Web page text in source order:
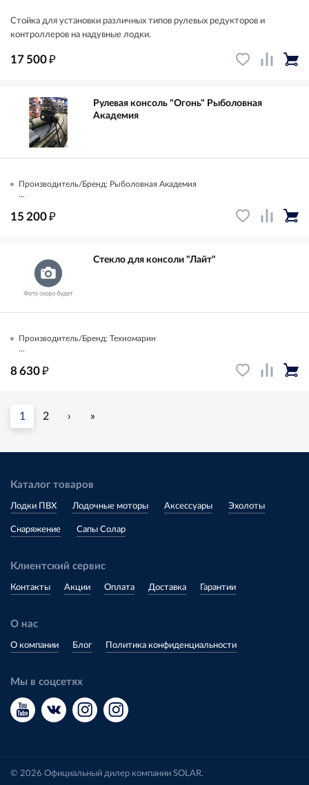
Стойка для установки различных типов рулевых редукторов и
контроллеров на надувные лодки.
17 500₽
Рулевая консоль "Огонь" Рыболовная
Академия
Производитель/Бренд: Рыболовная Академия
...
15 200₽
Стекло для консоли "Лайт"
Производитель/Бренд: Техномарин
...
8 630₽
1 2 › »
Каталог товаров
Лодки ПВХ Лодочные моторы Аксессуары Эхолоты
Снаряжение Сапы Солар
Клиентский сервис
Контакты Акции Оплата Доставка Гарантии
О нас
О компании Блог Политика конфиденциальности
Мы в соцсетях
© 2026 Официальный дилер компании SOLAR.